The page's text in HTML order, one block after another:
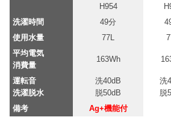
H954
洗濯時間
49分
使用水量
77L
平均電気
消費量
163Wh
運転音
洗濯脱水
洗40dB
脱50dB
洗
脱
備考
Ag+機能付